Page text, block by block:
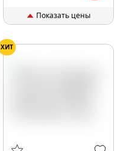
Показать цены
ХИТ